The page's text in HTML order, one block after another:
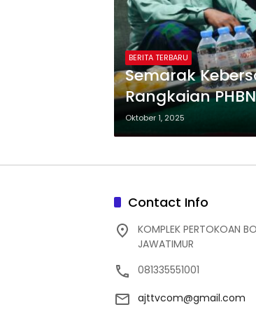
BERITA TERBARU
Semarak
Rangkaian
Oktober 1, 2025
Contact Info
KOMPLEK PERTOKOAN
JAWATIMUR
081335551001
ajttvcom@gmail.com